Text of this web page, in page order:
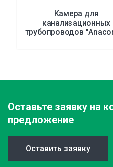
Камера для
канализационных
трубопроводов
Оставьте заявку на
предложение
Оставить заявку